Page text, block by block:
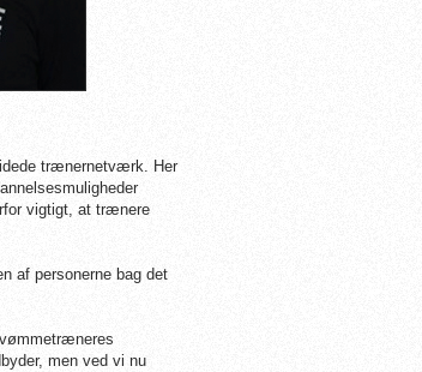
trænernetværk. Her
vigtigt, at trænere
af personerne bag det
men ved vi nu